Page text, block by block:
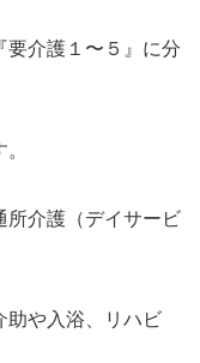
要介護１〜５』に分
所介護（デイサービ
助や入浴、リハビ